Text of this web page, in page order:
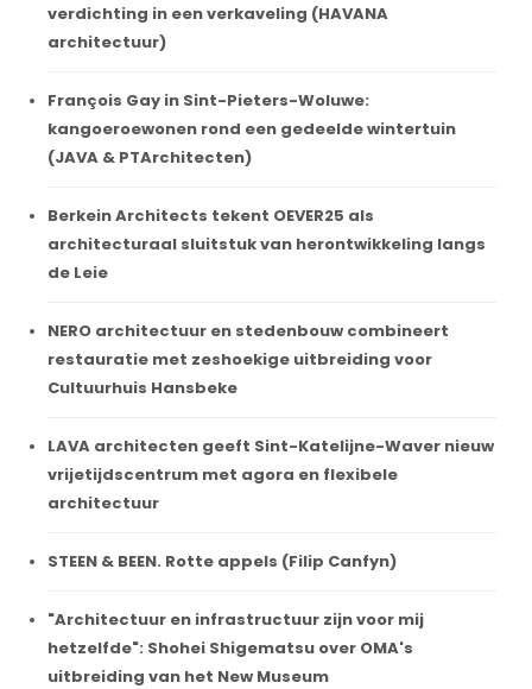
verdichting in een verkaveling (HAVANA
architectuur)
François Gay in Sint-Pieters-Woluwe:
kangoeroewonen rond een gedeelde wintertuin
(JAVA & PTArchitecten)
Berkein Architects tekent OEVER25 als
architecturaal sluitstuk van herontwikkeling langs
de Leie
NERO architectuur en stedenbouw combineert
restauratie met zeshoekige uitbreiding voor
Cultuurhuis Hansbeke
LAVA architecten geeft Sint-Katelijne-Waver nieuw
vrijetijdscentrum met agora en flexibele
architectuur
STEEN & BEEN. Rotte appels (Filip Canfyn)
"Architectuur en infrastructuur zijn voor mij
hetzelfde": Shohei Shigematsu over OMA's
uitbreiding van het New Museum